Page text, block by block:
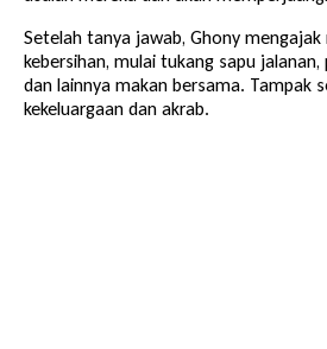
Setelah tanya jawab, Ghony
kebersihan, mulai tukang sapu jalanan,
dan lainnya makan bersama. Tampak
kekeluargaan dan akrab.